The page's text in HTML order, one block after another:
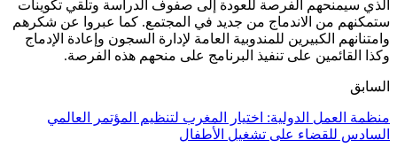
الذي سيمنحهم الفرصة للعودة إلى صفوف الدراسة وتلقي تكوينات
ستمكنهم من الاندماج من جديد في المجتمع. كما عبروا عن شكرهم
وامتنانهم الكبيرين للمندوبية العامة لإدارة السجون وإعادة الإدماج
وكذا القائمين على تنفيذ البرنامج على منحهم هذه الفرصة.
السابق
منظمة العمل الدولية: اختيار المغرب لتنظيم المؤتمر العالمي
السادس للقضاء على تشغيل الأطفال